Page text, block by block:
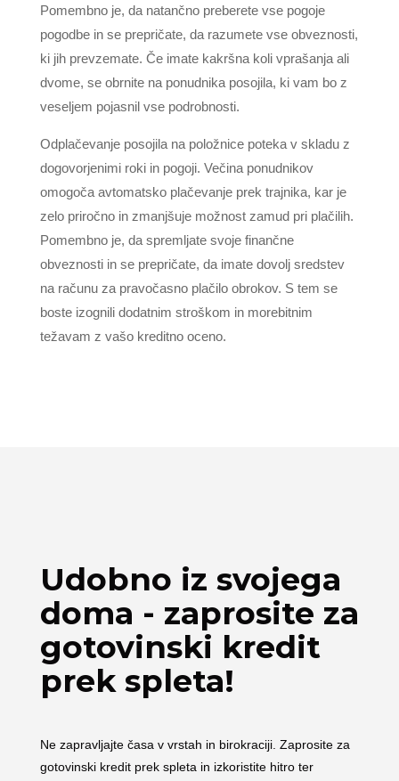
Pomembno je, da natančno preberete vse pogoje
pogodbe in se prepričate, da razumete vse obveznosti,
ki jih prevzemate. Če imate kakršna koli vprašanja ali
dvome, se obrnite na ponudnika posojila, ki vam bo z
veseljem pojasnil vse podrobnosti.
Odplačevanje posojila na položnice poteka v skladu z
dogovorjenimi roki in pogoji. Večina ponudnikov
omogoča avtomatsko plačevanje prek trajnika, kar je
zelo priročno in zmanjšuje možnost zamud pri plačilih.
Pomembno je, da spremljate svoje finančne
obveznosti in se prepričate, da imate dovolj sredstev
na računu za pravočasno plačilo obrokov. S tem se
boste izognili dodatnim stroškom in morebitnim
težavam z vašo kreditno oceno.
Udobno iz svojega
doma - zaprosite za
gotovinski kredit
prek spleta!
Ne zapravljajte časa v vrstah in birokraciji. Zaprosite za
gotovinski kredit prek spleta in izkoristite hitro ter